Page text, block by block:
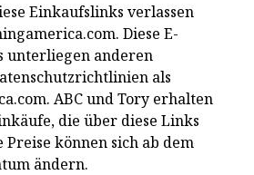
Einkaufslinks verlassen
Diese E-
unterliegen anderen
als
ABC und Tory erhalten
die über diese Links
können sich ab dem
ändern.